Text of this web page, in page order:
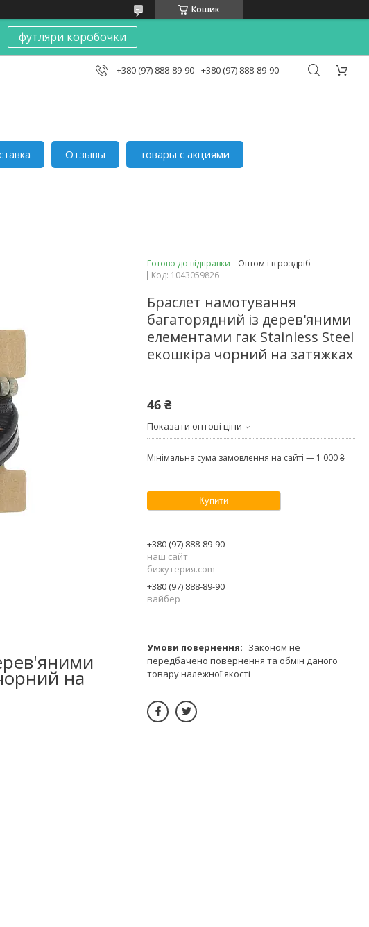
Кошик
футляри коробочки
+380 (97) 888-89-90 +380 (97) 888-89-90
Отзывы товары с акциями
на
Готово до відправки
Оптом і в роздріб
Код: 1043059826
Браслет намотування
багаторядний із дерев'яними
елементами гак Stainless Steel
екошкіра чорний на затяжках
46 ₴
Показати оптові ціни
Мінімальна сума замовлення на сайті — 1 000 ₴
Купити
+380 (97) 888-89-90
наш сайт
бижутерия.com
+380 (97) 888-89-90
вайбер
Законом не
передбачено повернення та обмін даного
товару належної якості